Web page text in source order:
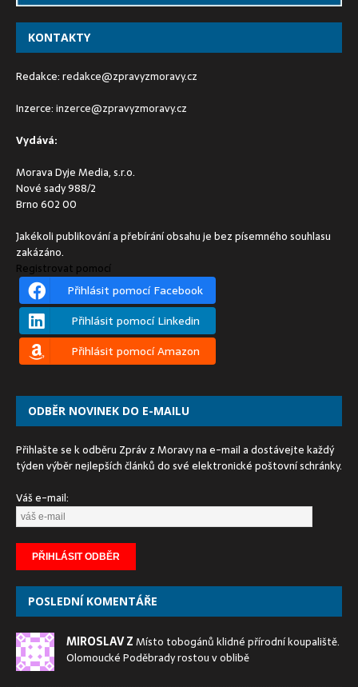
KONTAKTY
Redakce:redakce@zpravyzmoravy.cz
Inzerce:inzerce@zpravyzmoravy.cz
Vydává:
Morava Dyje Media, s.r.o.
Nové sady 988/2
Brno 602 00
Jakékoli publikování a přebírání obsahu je bez písemného souhlasu
zakázáno.
Registrovat pomocí
Přihlásit pomocí Facebook
Přihlásit pomocí Linkedin
Přihlásit pomocí Amazon
ODBĚR NOVINEK DO E-MAILU
Přihlašte se k odběru Zpráv z Moravy na e-mail a dostávejte každý
týden výběr nejlepších článků do své elektronické poštovní schránky.
Váš e-mail:
POSLEDNÍ KOMENTÁŘE
MIROSLAV ZMísto tobogánů klidné přírodní koupaliště.
Olomoucké Poděbrady rostou v oblibě